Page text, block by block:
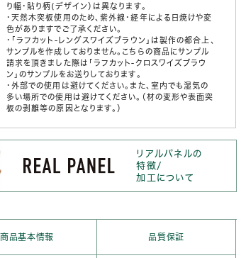
り幅・貼り柄(デザイン）は異なります。
・天然木突板使用のため、紫外線・経年による日焼けや変
色がありますでご了承ください。
・「ラフカット‐レングスワイズブラウン」は製作の都合上、
サンプルを作成しておりません。こちらの商品にサンプル
請求を頂きました際は「ラフカット‐クロスワイズブラウ
ン」のサンプルをお送りしております。
・外部での使用は避けてください。また、室内でも湿気の
多い場所での使用は避けてください。（材の変形や表面突
板の剥離等の原因となります。）
リアルパネルの
特徴/
加工について
商品基本情報 品質保証